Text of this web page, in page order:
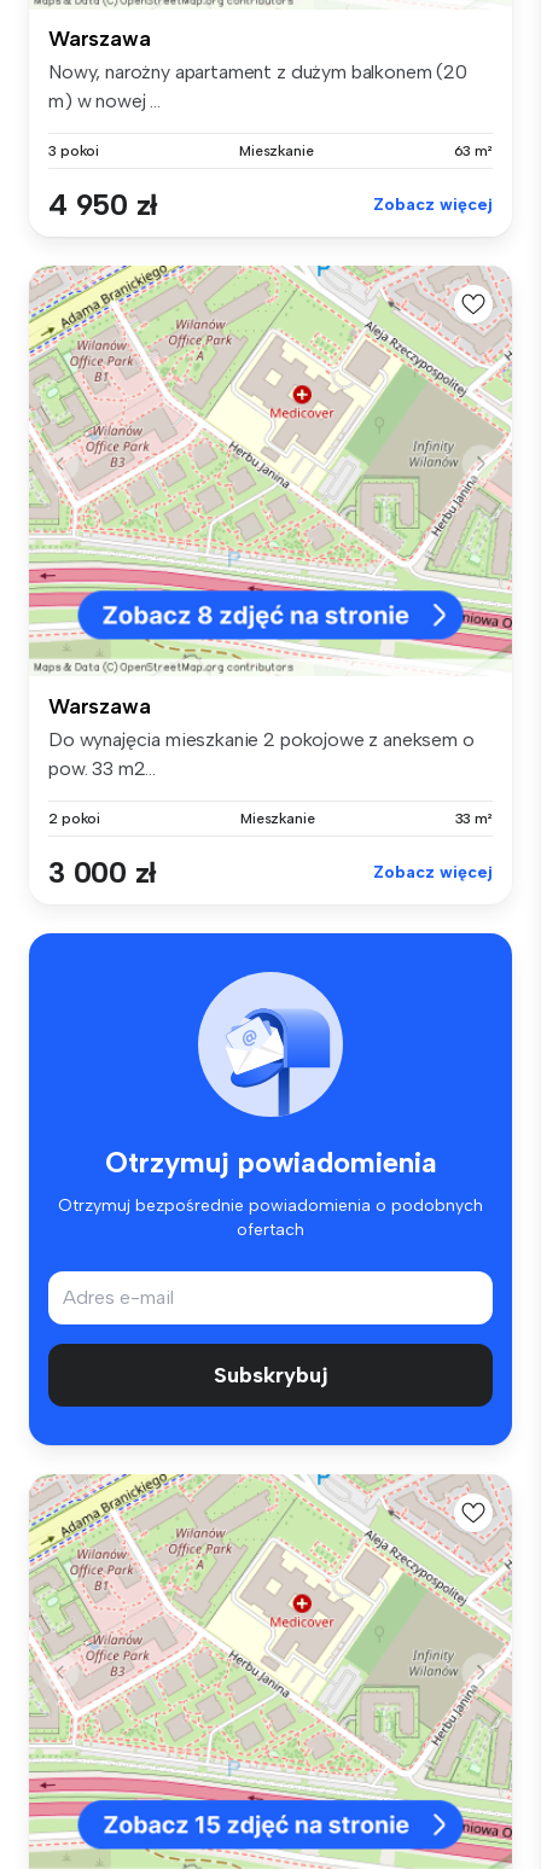
Warszawa
Nowy, narożny apartament z dużym balkonem (20
m) w nowej ...
3 pokoi Mieszkanie 63 m²
4 950 zł Zobacz więcej
Warszawa
Do wynajęcia mieszkanie 2 pokojowe z aneksem o
pow. 33 m2...
2 pokoi Mieszkanie 33 m²
3 000 zł Zobacz więcej
Otrzymuj powiadomienia
Otrzymuj bezpośrednie powiadomienia o podobnych
ofertach
Subskrybuj